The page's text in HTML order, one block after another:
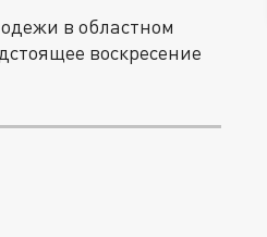
в областном
воскресение